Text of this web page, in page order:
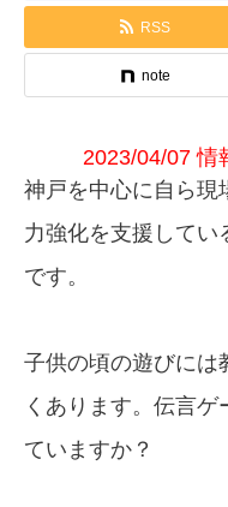
RSS
note
2023/04/07 情
神戸を中心に自ら現
力強化を支援してい
です。
子供の頃の遊びには
くあります。伝言
ていますか？